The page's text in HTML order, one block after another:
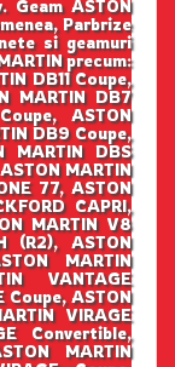
ASTON
Parbrize
si geamuri
precum:
DB11 Coupe,
MARTIN DB7
ASTON
DB9 Coupe,
MARTIN DBS
MARTIN
77, ASTON
CAPRI,
MARTIN V8
(R2), ASTON
MARTIN
VANTAGE
Coupe, ASTON
VIRAGE
Convertible,
MARTIN